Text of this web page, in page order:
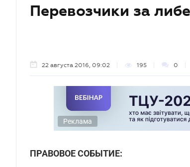
Перевозчики за
22 августа 2016, 09:02 195 0
Реклама
ПРАВОВОЕ СОБЫТИЕ: